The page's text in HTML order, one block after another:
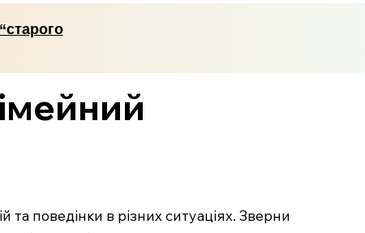
поведінки в різних ситуаціях. Зверни